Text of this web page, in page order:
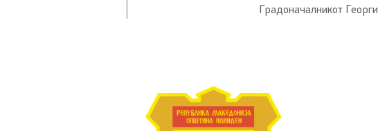
Градоначалникот